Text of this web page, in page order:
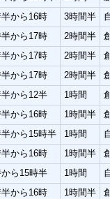
半から16時 3時間半
半から17時 2時間半
半から17時 2時間半
半から17時 2時間半
半から12半 1時間
半から16時 1時間半
半から15時半 1時間
半から16時 1時間半
から15時半 1時間
半から16時 1時間半